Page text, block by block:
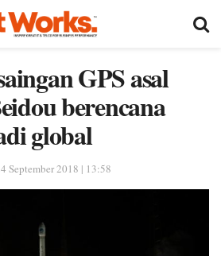
GPS asal
berencana
global
September 2018 | 13:58